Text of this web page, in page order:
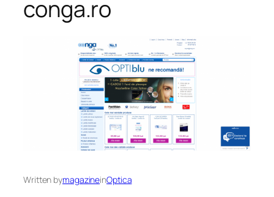
conga.ro
Written bymagazineinOptica